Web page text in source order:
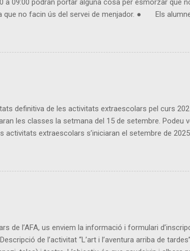
09:00 podran portar alguna cosa per esmorzar
que no facin ús del servei de menjador. ● Els
definitiva de les activitats extraescolars pel curs
les classes la setmana del 15 de setembre.
activitats extraescolars s’iniciaran el setembre de
a les 16:15 h), l’alumnat pot portar un petit berenar.
caldrà pagar tot un trimestre sencer). Les
de l’AFA, us enviem la informació i formulari
de l’activitat “L’art i l’aventura arriba de